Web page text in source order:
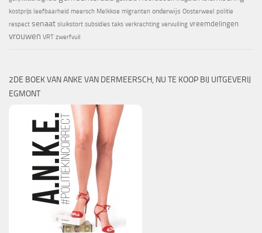
kostprijs leefbaarheid meersch Melkkoe migranten onderwijs Oosterweel politie
respect senaat sluikstort subsidies taks verkrachting vervuiling vreemdelingen
vrouwen VRT zwerfvuil
2DE BOEK VAN ANKE VAN DERMEERSCH, NU TE KOOP BIJ UITGEVERIJ
EGMONT